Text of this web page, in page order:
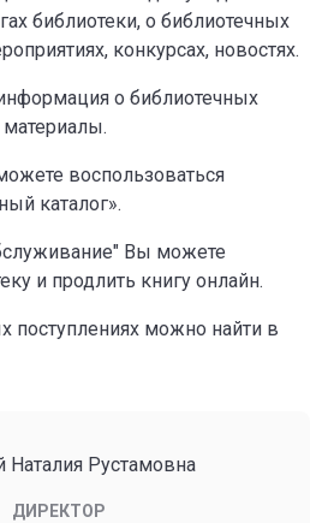
библиотеки, о библиотечных
конкурсах, новостях.
о библиотечных
воспользоваться
каталог».
Вы можете
и продлить книгу онлайн.
можно найти в
ДИРЕКТОР